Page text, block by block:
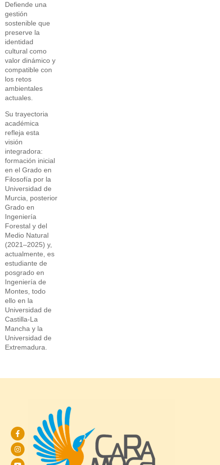
Defiende una
gestión
sostenible que
preserve la
identidad
cultural como
valor dinámico y
compatible con
los retos
ambientales
actuales.
Su trayectoria
académica
refleja esta
visión
integradora:
formación inicial
en el Grado en
Filosofía por la
Universidad de
Murcia, posterior
Grado en
Ingeniería
Forestal y del
Medio Natural
(2021–2025) y,
actualmente, es
estudiante de
posgrado en
Ingeniería de
Montes, todo
ello en la
Universidad de
Castilla-La
Mancha y la
Universidad de
Extremadura.